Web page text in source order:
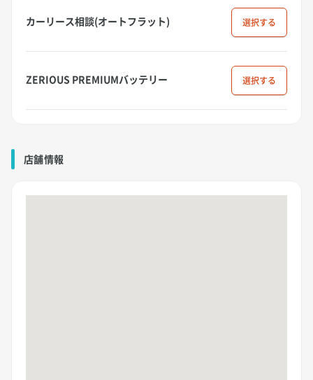
カーリース相談(オートフラット) 選択
ZERIOUS PREMIUMバッテリー 選択
店舗情報